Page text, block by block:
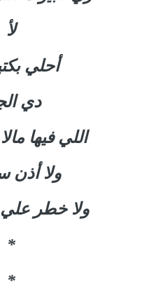
لأ
أحلي
دي
اللي فيها
ولا أذن
ولا خطر
*
*